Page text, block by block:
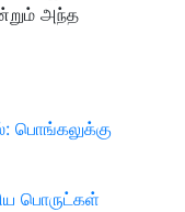
அந்த
பொங்கலுக்கு
பொருட்கள்